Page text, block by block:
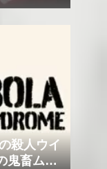
殺人ウイ
鬼畜ムー